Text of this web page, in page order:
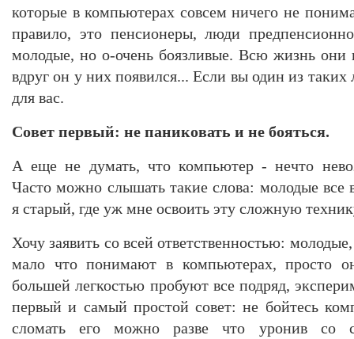
которые в компьютерах совсем ничего не
правило, это пенсионеры, люди
молодые, но о-очень боязливые. Всю жизнь
вдруг он у них появился... Если вы один из
для вас.
Совет первый: не паниковать и не бояться.
А еще не думать, что компьютер - нечто
Часто можно слышать такие слова: молодые
я старый, где уж мне освоить эту сложную
Хочу заявить со всей ответственностью:
мало что понимают в компьютерах, просто
большей легкостью пробуют все подряд,
первый и самый простой совет: не бойтесь
сломать его можно разве что уронив со